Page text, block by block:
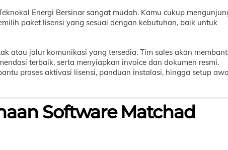
Energi Bersinar sangat mudah. Kamu cukup
paket lisensi yang sesuai dengan kebutuhan, baik untuk
atau jalur komunikasi yang tersedia. Tim sales akan
terbaik, serta menyiapkan invoice dan dokumen resmi.
proses aktivasi lisensi, panduan instalasi, hingga setup
Software Matchad